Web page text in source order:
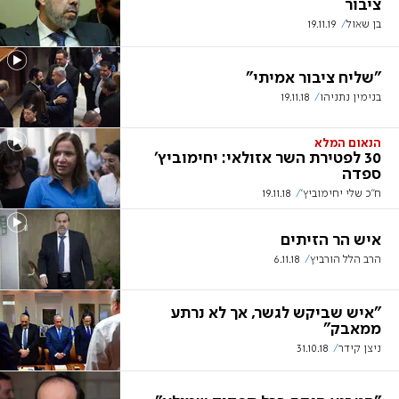
ציבור
בן שאול 19.11.19
"שליח ציבור אמיתי"
בנימין נתניהו 19.11.18
הנאום המלא
30 לפטירת השר אזולאי: יחימוביץ'
ספדה
ח''כ שלי יחימוביץ' 19.11.18
איש הר הזיתים
הרב הלל הורביץ 6.11.18
"איש שביקש לגשר, אך לא נרתע
ממאבק"
ניצן קידר 31.10.18